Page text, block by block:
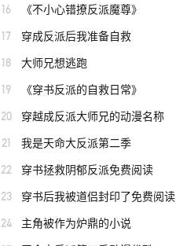
16 《不小心错撩反派魔尊》
17 穿成反派后我准备自救
18 大师兄想逃跑
19 《穿书反派的自救日常》
20 穿越成反派大师兄的动漫名称
21 我是天命大反派第二季
22 穿书拯救阴郁反派免费阅读
23 穿书后我被道侣封印了免费阅读
24 主角被作为炉鼎的小说